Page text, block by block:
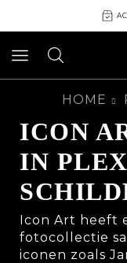
HOME
ICON
IN
Icon Art heeft
fotocollectie
iconen zoals